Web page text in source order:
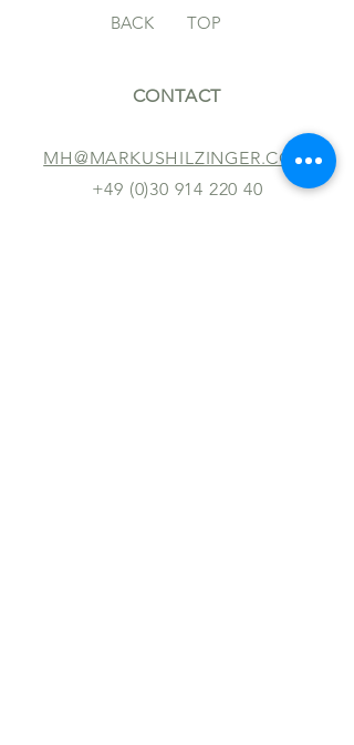
BACK TOP
CONTACT
MH@MARKUSHILZINGER.COM
+49 (0)30 914 220 40